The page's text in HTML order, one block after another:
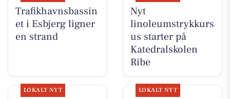
Trafikhavnsbassin
et i Esbjerg ligner
en strand
Nyt
linoleumstrykkurs
us starter på
Katedralskolen
Ribe
LOKALT NYT LOKALT NYT